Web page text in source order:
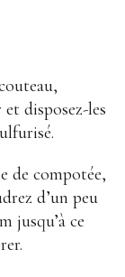
et disposez-les
de compotée,
d’un peu
jusqu’à ce